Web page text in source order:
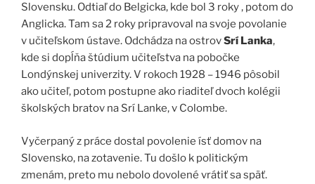
Slovensku. Odtiaľ do Belgicka, kde bol 3 roky , potom do
Anglicka. Tam sa 2 roky pripravoval na svoje povolanie
v učiteľskom ústave. Odchádza na ostrovSrí Lanka,
kde si dopĺňa štúdium učiteľstva na pobočke
Londýnskej univerzity. V rokoch 1928 – 1946 pôsobil
ako učiteľ, potom postupne ako riaditeľ dvoch kolégii
školských bratov na Srí Lanke, v Colombe.
Vyčerpaný z práce dostal povolenie ísť domov na
Slovensko, na zotavenie. Tu došlo k politickým
zmenám, preto mu nebolo dovolené vrátiť sa späť.